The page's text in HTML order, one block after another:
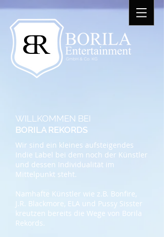
WILLKOMMEN BEI
BORILA REKORDS
Wir sind ein kleines aufsteigendes
Indie Label bei dem noch der Künstler
und dessen Individualität im
Mittelpunkt steht.
Namhafte Künstler wie z.B. Bonfire,
J.R. Blackmore, ELA und Pussy Sisster
kreutzen bereits die Wege von Borila
Rekords.